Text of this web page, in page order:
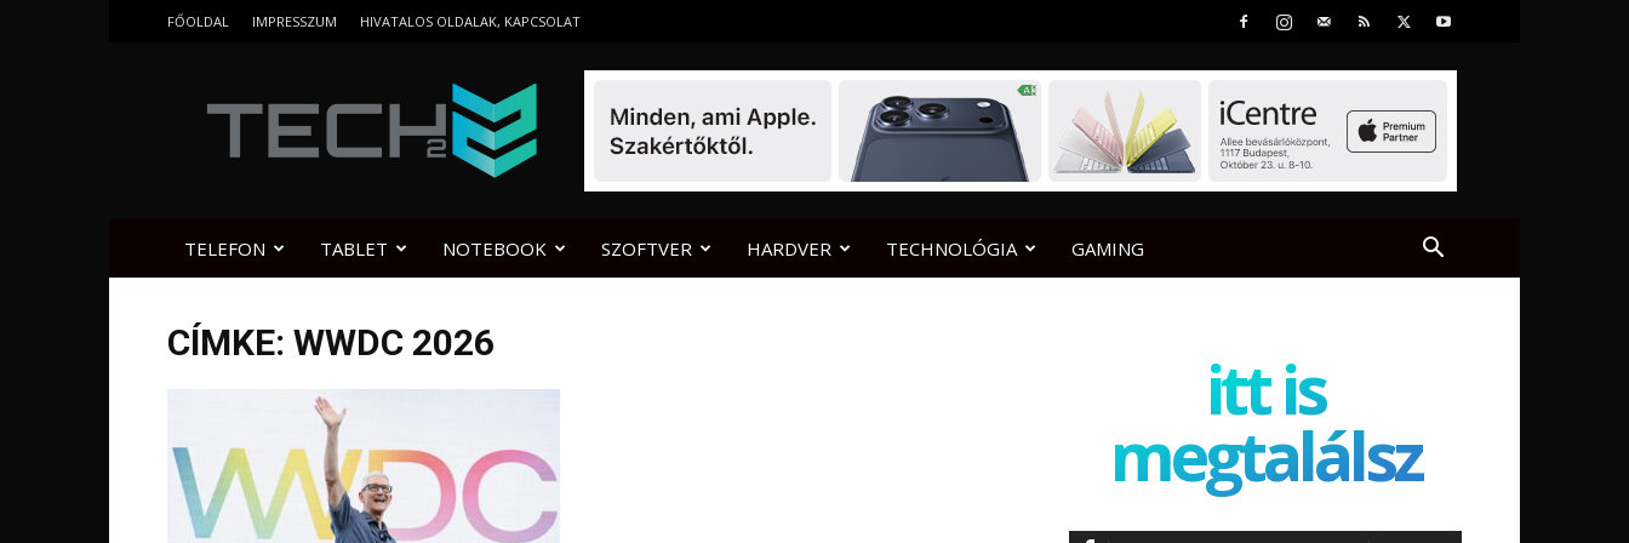
FŐOLDAL IMPRESSZUM HIVATALOS OLDALAK, KAPCSOLAT
TELEFON TABLET NOTEBOOK SZOFTVER HARDVER TECHNOLÓGIA GAMING
CÍMKE: WWDC 2026
itt is
megtalálsz